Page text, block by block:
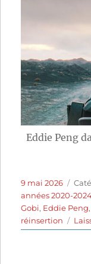
Eddie Peng
Publié
le
9 mai 2026
années 2020-
Gobi, Eddie Peng
réinsertion